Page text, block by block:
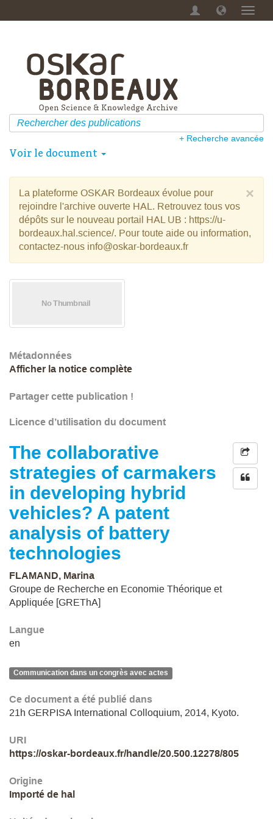
Menu
+ Recherche avancée
Voir le document
×
La plateforme OSKAR Bordeaux évolue pour
rejoindre l'archive ouverte HAL. Retrouvez tous vos
dépôts sur le nouveau portail HAL UB : https://u-
bordeaux.hal.science/. Pour toute aide ou information,
contactez-nous info@oskar-bordeaux.fr
Métadonnées
Afficher la notice complète
Partager cette publication !
Licence d’utilisation du document
The collaborative
strategies of carmakers
in developing hybrid
vehicles? A patent
analysis of battery
technologies
FLAMAND, Marina
Groupe de Recherche en Economie Théorique et
Appliquée [GREThA]
Langue
en
Communication dans un congrès avec actes
Ce document a été publié dans
21h GERPISA International Colloquium, 2014, Kyoto.
URI
https://oskar-bordeaux.fr/handle/20.500.12278/805
Origine
Importé de hal